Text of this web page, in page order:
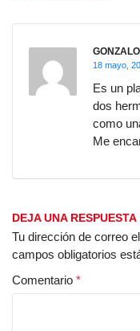
18 mayo,
Es un
dos
como
Me
DEJA UNA RESPUESTA
Tu dirección de correo
campos obligatorios
Comentario *